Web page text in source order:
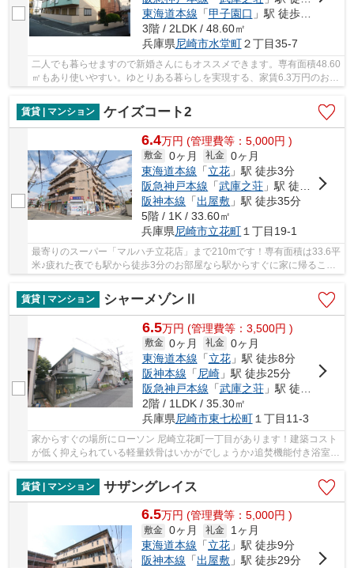
東海道本線 「甲子園口 」駅 徒歩24分
3階 / 2LDK / 48.60㎡
兵庫県尼崎市水堂町２丁目35-7
二人でも暮らせますので新婚さんにもオススメできます。専有面積48.60
㎡もあり使いやすい。ゆとりある暮らしを実現する、家賃6.3万円のお部
賃貸 | マンション
ケイズコート2
6.4万円 (管理費等：5,000円 )
敷金 0ヶ月 礼金 0ヶ月
東海道本線 「立花 」駅 徒歩3分
阪急神戸本線 「武庫之荘 」駅 徒歩25分
阪神本線 「出屋敷 」駅 徒歩35分
5階 / 1K / 33.60㎡
兵庫県尼崎市立花町 １丁目19-1
最寄りのスーパー「マルハチ立花店」まで210mです！専有面積は33.6平
米♪疲れた夜でも駅から徒歩3分のお部屋なら駅からすぐに家に帰ること
ができます♪物件を借りる際はランニングコスト...
賃貸 | マンション
シャーメゾンⅡ
6.5万円 (管理費等：3,500円 )
敷金 0ヶ月 礼金 0ヶ月
東海道本線 「立花」駅 徒歩8分
阪神本線 「 尼崎」駅 徒歩25分
阪急神戸本線 「武庫之荘」駅 徒歩33分
2階 / 1LDK / 35.30㎡
兵庫県尼崎市東七松町１丁目11-3
家からすぐの場所にローソン 尼崎立花町一丁目があります！建築コスト
が低く抑えられている軽量鉄骨はいかがでしょうか♪追焚機能付き浴室の
物件ならいつでも温かいお風呂を楽しめます...
賃貸 | マンション
サザングレイス
6.5万円 (管理費等：5,000円 )
敷金 0ヶ月 礼金
1ヶ月
東海道本線 「立花 」駅 徒歩9分
阪神本線 「出屋敷 」駅 徒歩29分